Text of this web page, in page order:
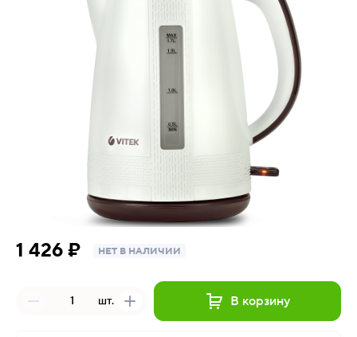
1 426 ₽ НЕТ В НАЛИЧИИ
шт. В корзину